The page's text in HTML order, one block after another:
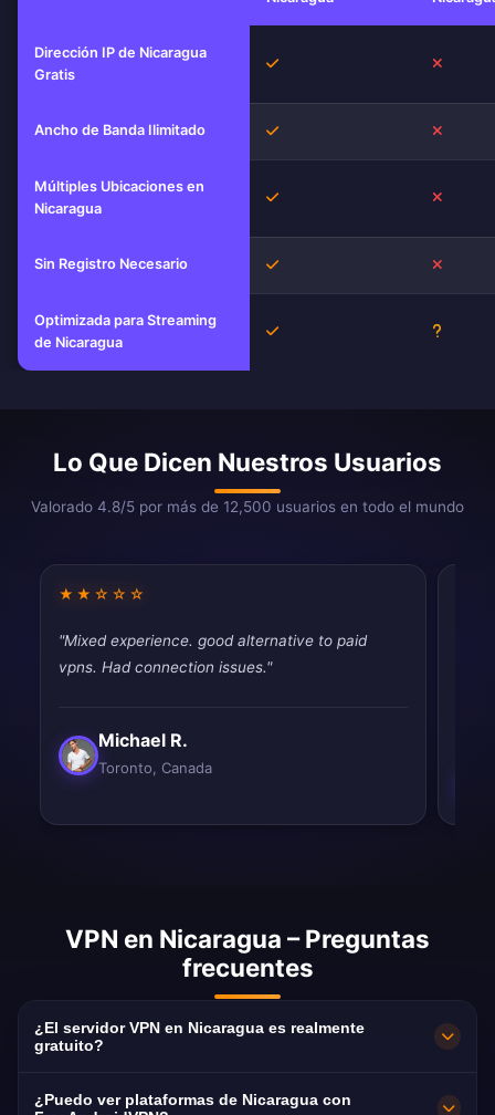
Dirección IP de Nicaragua
Gratis
Sí
Ancho de Banda Ilimitado Sí
Múltiples Ubicaciones en
Nicaragua
Sí
Sin Registro Necesario Sí
Optimizada para Streaming
de Nicaragua
Sí
Lo Que Dicen Nuestros Usuarios
Valorado 4.8/5 por más de 12,500 usuarios en todo el mundo
★★☆☆☆
"Mixed experience. good alternative to paid
vpns. Had connection issues."
Michael R.
Toronto, Canada
VPN en Nicaragua – Preguntas
frecuentes
¿El servidor VPN en Nicaragua es realmente
gratuito?
¿Puedo ver plataformas de Nicaragua con